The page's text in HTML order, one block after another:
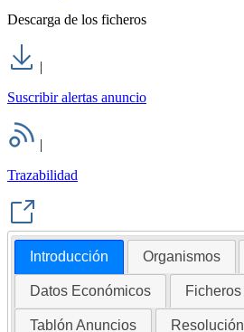
Descarga de los ficheros
|
Suscribir alertas anuncio
|
Trazabilidad
Introducción Organismos
Datos Económicos Ficheros
Tablón Anuncios Resolución